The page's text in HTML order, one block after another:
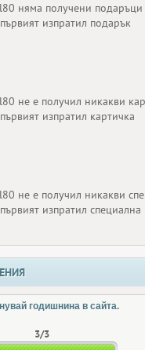
няма получени подаръци
изпратил подарък
не е получил никакви
изпратил картичка
не е получил никакви
изпратил специална
годишнина в сайта.
3/3